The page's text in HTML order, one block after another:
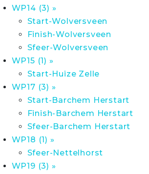
WP14 (3) »
Start-Wolversveen
Finish-Wolversveen
Sfeer-Wolversveen
WP15 (1) »
Start-Huize Zelle
WP17 (3) »
Start-Barchem Herstart
Finish-Barchem Herstart
Sfeer-Barchem Herstart
WP18 (1) »
Sfeer-Nettelhorst
WP19 (3) »